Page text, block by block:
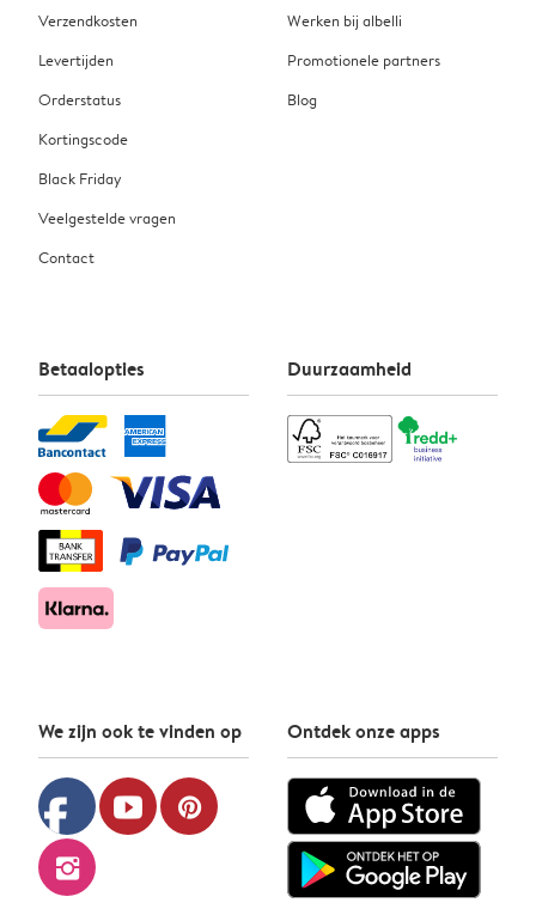
Verzendkosten
Levertijden
Orderstatus
Kortingscode
Black Friday
Veelgestelde vragen
Contact
Werken bij albelli
Promotionele partners
Blog
Betaalopties Duurzaamheid
We zijn ook te vinden op
facebook youtube pinterest
instagram
Ontdek onze apps